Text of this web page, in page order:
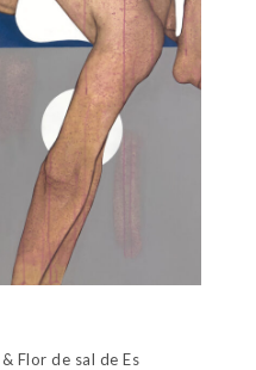
Flor de sal de Es